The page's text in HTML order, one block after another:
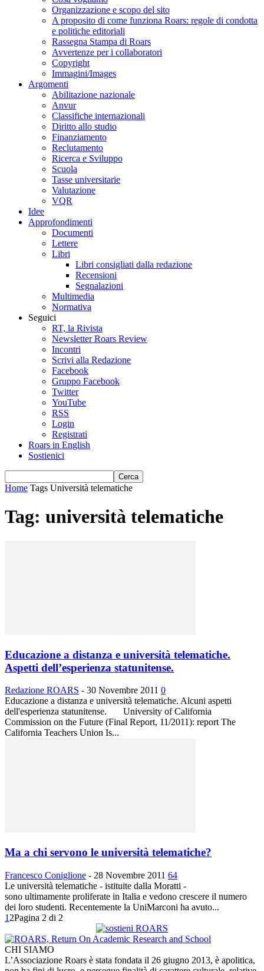
Organizzazione e scopo del sito
A proposito di come funziona Roars: regole di condotta
e politiche editoriali
Rassegna Stampa di Roars
Avvertenze per i collaboratori
Copyright
Immagini/Images
Argomenti
Abilitazione nazionale
Anvur
Classifiche internazionali
Diritto allo studio
Finanziamento
Reclutamento
Ricerca e Sviluppo
Scuola
Tasse universitarie
Valutazione
VQR
Idee
Approfondimenti
Documenti
Lettere
Libri
Libri consigliati dalla redazione
Recensioni
Segnalazioni
Multimedia
Normativa
Seguici
RT, la Rivista
Newsletter Roars Review
Incontri
Scrivi alla Redazione
Facebook
Gruppo Facebook
Twitter
YouTube
RSS
Login
Registrati
Roars in English
Sostienici
Home Tags Università telematiche
Tag: università telematiche
Educazione a distanza e università telematiche.
Aspetti dell’esperienza statunitense.
Redazione ROARS - 30 Novembre 2011 0
Educazione a distanza e università telematiche. Alcuni aspetti
dell'esperienza statunitense. University of California
Commission on the Future (Final Report, 11/2011): report The
California Teachers Union Is...
Ma a chi servono le università telematiche?
Francesco Coniglione - 28 Novembre 2011 64
Le università telematiche - istituite dalla Moratti -
sono ultimamente proliferate in Italia e vedono crescere il numero
dei loro studenti. Recentemente la UniMarconi ha avuto...
1 2Pagina 2 di 2
CHI SIAMO
L’Associazione Roars è stata fondata il 26 giugno 2013, è apolitica,